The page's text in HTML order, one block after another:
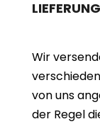
LIEFERUNG
Wir
von uns
der Regel